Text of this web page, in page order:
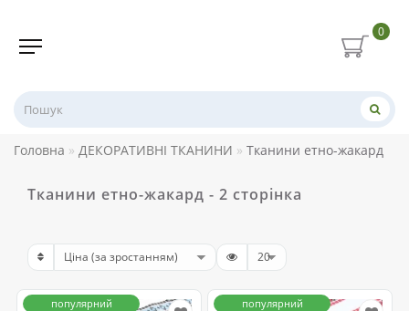
0
Головна ДЕКОРАТИВНІ ТКАНИНИ Тканини етно-жакард
Тканини етно-жакард - 2 сторінка
популярний
популярний